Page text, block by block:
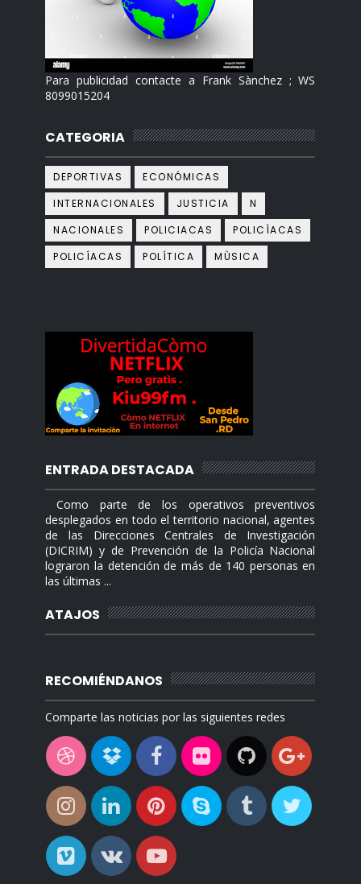
Para publicidad contacte a Frank Sànchez ; WS
8099015204
CATEGORIA
DEPORTIVAS
ECONÓMICAS
INTERNACIONALES
JUSTICIA
N
NACIONALES
POLICIACAS
POLICÌACAS
POLICÍACAS
POLÍTICA MÙSICA
ENTRADA DESTACADA
Como parte de los operativos preventivos
desplegados en todo el territorio nacional, agentes
de las Direcciones Centrales de Investigación
(DICRIM) y de Prevención de la Policía Nacional
lograron la detención de más de 140 personas en
las últimas ...
ATAJOS
RECOMIÉNDANOS
Comparte las noticias por las siguientes redes